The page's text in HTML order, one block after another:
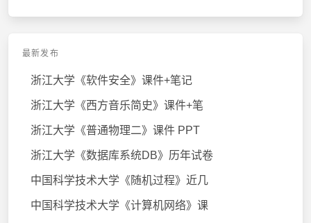
最新发布
浙江大学《软件安全》课件+笔记
浙江大学《西方音乐简史》课件+笔
浙江大学《普通物理二》课件 PPT
浙江大学《数据库系统DB》历年试卷
中国科学技术大学《随机过程》近几
中国科学技术大学《计算机网络》课